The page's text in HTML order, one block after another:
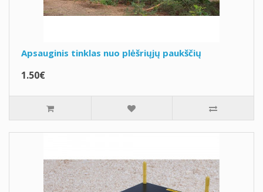
Apsauginis tinklas nuo plėšriųjų paukščių
1.50€